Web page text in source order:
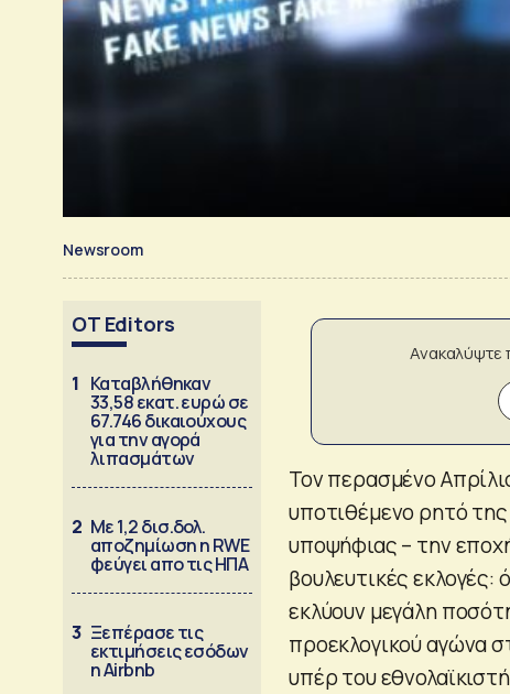
Newsroom
OT Editors
1 Καταβλήθηκαν
33,58 εκατ. ευρώ σε
67.746 δικαιούχους
για την αγορά
λιπασμάτων
2 Με 1,2 δισ.δολ.
αποζημίωση η RWE
φεύγει απο τις ΗΠΑ
3 Ξεπέρασε τις
εκτιμήσεις εσόδων
η Airbnb
Ανακαλύψτε
Τον περασμένο
υποτιθέμενο ρητό
υποψήφιας – την εποχή
βουλευτικές εκλογές:
εκλύουν μεγάλη
προεκλογικού αγώνα
υπέρ του